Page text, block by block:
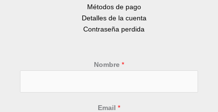
Métodos de pago
Detalles de la cuenta
Contraseña perdida
Nombre *
Email *